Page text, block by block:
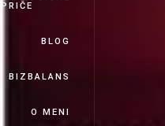
PRIČE
BLOG
BIZBALANS
O MENI